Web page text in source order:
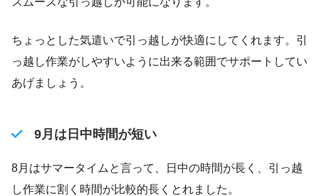
ちょっとした気遣いで引っ越しが快適にしてくれます。引
っ越し作業がしやすいように出来る範囲でサポートしてい
あげましょう。
9月は日中時間が短い
8月はサマータイムと言って、日中の時間が長く、引っ越
し作業に割く時間が比較的長くとれました。